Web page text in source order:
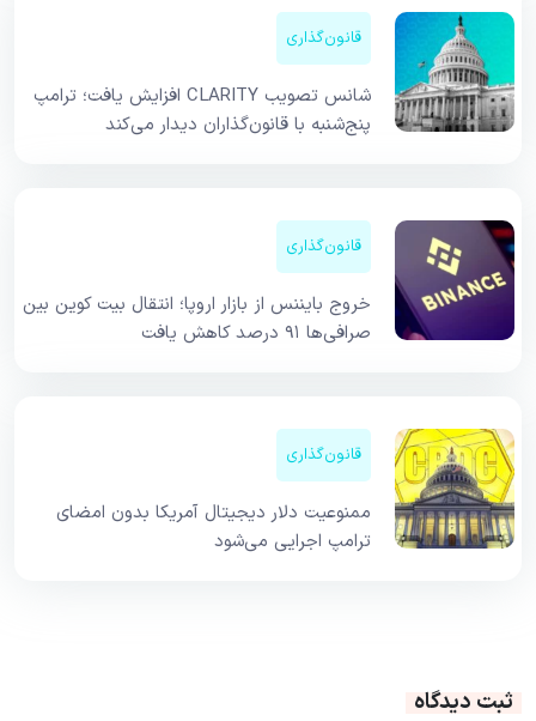
قانون‌گذاری
شانس تصویب CLARITY افزایش یافت؛ ترامپ
پنج‌شنبه با قانون‌گذاران دیدار می‌کند
قانون‌گذاری
خروج بایننس از بازار اروپا؛ انتقال بیت کوین بین
صرافی‌ها ۹۱ درصد کاهش یافت
قانون‌گذاری
ممنوعیت دلار دیجیتال آمریکا بدون امضای
ترامپ اجرایی می‌شود
ثبت دیدگاه